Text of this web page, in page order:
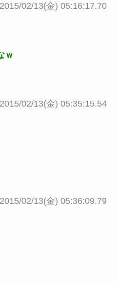
2015/02/13(金) 05:16:17.70
ｗ
2015/02/13(金) 05:35:15.54
2015/02/13(金) 05:36:09.79